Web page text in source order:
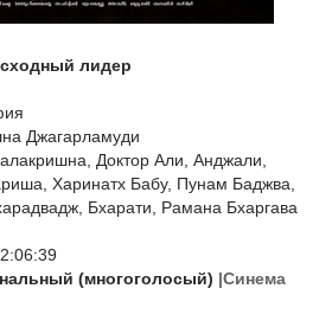
лидер
Джагарламуди
Доктор Али, Анджали,
Харинатх Бабу, Пунам Баджва,
Бхарати, Рамана Бхаргава
(многоголосый) |Синема